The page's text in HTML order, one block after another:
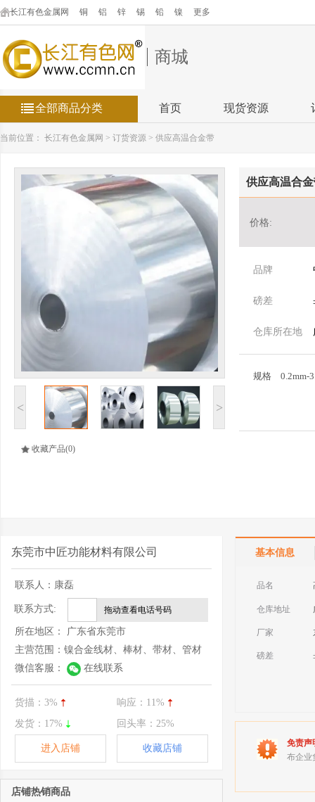
长江有色金属网 铜 铝 锌 锡 铅 镍 更多
商城
全部商品分类 首页 现货资源
当前位置： 长江有色金属网 > 订货资源 > 供应高温合金带
< >
收藏产品(0)
供应高温合
价格:
品牌
磅差
仓库所在地
规格 0.2mm-
东莞市中匠功能材料有限公司
联系人： 康磊
联系方式: 拖动查看电话号码
所在地区：
广东省东莞市
主营范围： 镍合金线材、棒材、带材、管材
微信客服：
在线联系
货描： 3% 响应： 11%
发货： 17% 回头率： 25%
进入店铺 收藏店铺
店铺热销商品
基本信息
品名
仓库地址
厂家
磅差
免责声
布企业